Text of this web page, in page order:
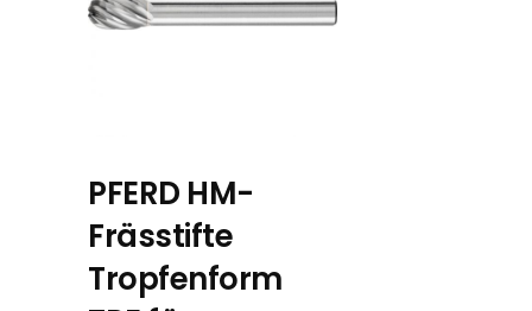
PFERD HM-
Frässtifte
Tropfenform